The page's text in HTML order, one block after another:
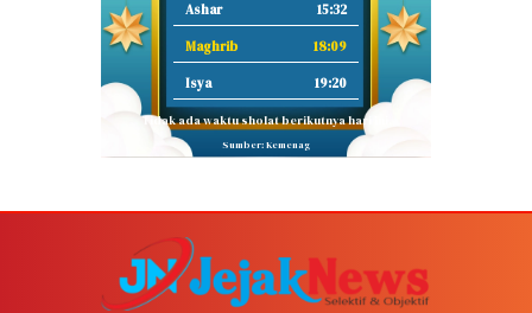
Ashar 15:32
Maghrib 18:09
Isya 19:20
Tidak ada waktu sholat berikutnya hari ini.
Sumber: Kemenag